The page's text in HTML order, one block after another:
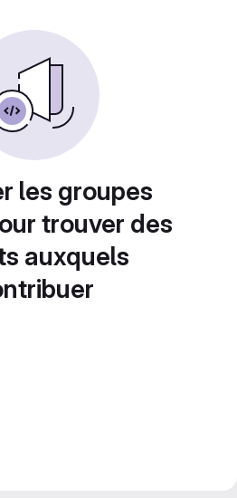
les groupes
trouver des
auxquels